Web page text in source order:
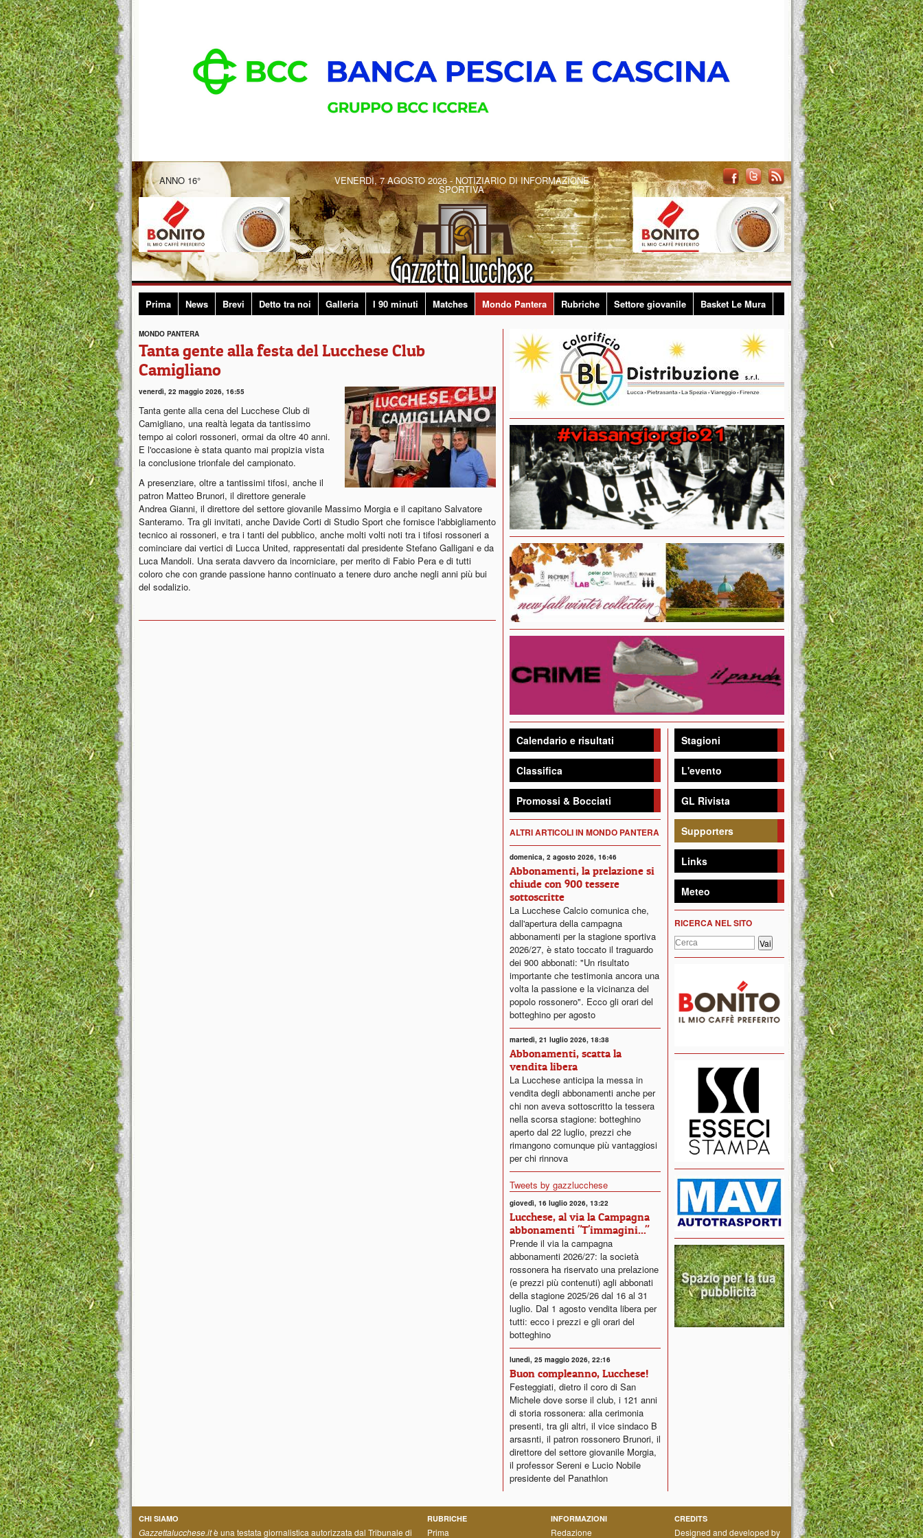
ANNO 16° VENERDÌ, 7 AGOSTO 2026 - NOTIZIARIO DI INFORMAZIONE
SPORTIVA
Prima News Brevi Detto tra noi Galleria I 90 minuti Matches Mondo Pantera Rubriche Settore giovanile Basket Le Mura
MONDO PANTERA
Tanta gente alla festa del Lucchese Club
Camigliano
venerdì, 22 maggio 2026, 16:55
Tanta gente alla cena del Lucchese Club di
Camigliano, una realtà legata da tantissimo
tempo ai colori rossoneri, ormai da oltre 40 anni.
E l'occasione è stata quanto mai propizia vista
la conclusione trionfale del campionato.
A presenziare, oltre a tantissimi tifosi, anche il
patron Matteo Brunori, il direttore generale
Andrea Gianni, il direttore del settore giovanile Massimo Morgia e il capitano Salvatore
Santeramo. Tra gli invitati, anche Davide Corti di Studio Sport che fornisce l'abbigliamento
tecnico ai rossoneri, e tra i tanti del pubblico, anche molti volti noti tra i tifosi rossoneri a
cominciare dai vertici di Lucca United, rappresentati dal presidente Stefano Galligani e da
Luca Mandoli. Una serata davvero da incorniciare, per merito di Fabio Pera e di tutti
coloro che con grande passione hanno continuato a tenere duro anche negli anni più bui
del sodalizio.
Calendario e risultati
Classifica
Promossi & Bocciati
ALTRI ARTICOLI IN MONDO PANTERA
domenica, 2 agosto 2026, 16:46
Abbonamenti, la prelazione si
chiude con 900 tessere
sottoscritte
La Lucchese Calcio comunica che,
dall'apertura della campagna
abbonamenti per la stagione sportiva
2026/27, è stato toccato il traguardo
dei 900 abbonati: "Un risultato
importante che testimonia ancora una
volta la passione e la vicinanza del
popolo rossonero". Ecco gli orari del
botteghino per agosto
martedì, 21 luglio 2026, 18:38
Abbonamenti, scatta la
vendita libera
La Lucchese anticipa la messa in
vendita degli abbonamenti anche per
chi non aveva sottoscritto la tessera
nella scorsa stagione: botteghino
aperto dal 22 luglio, prezzi che
rimangono comunque più vantaggiosi
per chi rinnova
Tweets by gazzlucchese
giovedì, 16 luglio 2026, 13:22
Lucchese, al via la Campagna
abbonamenti "T'immagini..."
Prende il via la campagna
abbonamenti 2026/27: la società
rossonera ha riservato una prelazione
(e prezzi più contenuti) agli abbonati
della stagione 2025/26 dal 16 al 31
luglio. Dal 1 agosto vendita libera per
tutti: ecco i prezzi e gli orari del
botteghino
lunedì, 25 maggio 2026, 22:16
Buon compleanno, Lucchese!
Festeggiati, dietro il coro di San
Michele dove sorse il club, i 121 anni
di storia rossonera: alla cerimonia
presenti, tra gli altri, il vice sindaco B
arsasnti, il patron rossonero Brunori, il
direttore del settore giovanile Morgia,
il professor Sereni e Lucio Nobile
presidente del Panathlon
Stagioni
L'evento
GL Rivista
Supporters
Links
Meteo
RICERCA NEL SITO
CHI SIAMO
Gazzettalucchese.itè una testata giornalistica autorizzata dal Tribunale di
RUBRICHE
Prima
INFORMAZIONI
Redazione
CREDITS
Designed and developed by